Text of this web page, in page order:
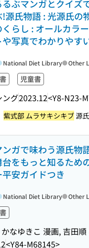
るぶマンガとクイズ
!源氏物語 : 光源氏の
くらし : オールカラ
や写真でわかりやす
児童書
ング2023.12<Y8-N23-
National Diet Library Other
紫式部 ムラサキシキブ源
ンガで味わう源氏物
台をもっと知るため
平安ガイドつき
なゆきこ 漫画, 吉田
<Y84-M68145>
National Diet Library Other